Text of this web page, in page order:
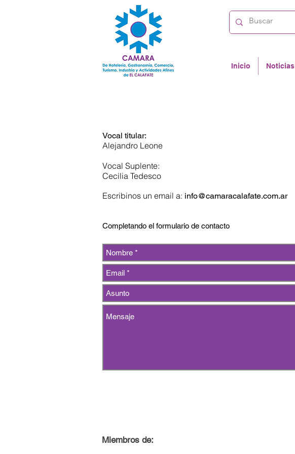
Inicio Noticias
Vocal titular:
Alejandro Leone
Vocal Suplente:
Cecilia Tedesco
Escribinos un email a: info@camaracalafate.com.ar
Completando el formulario de contacto
Miembros de: